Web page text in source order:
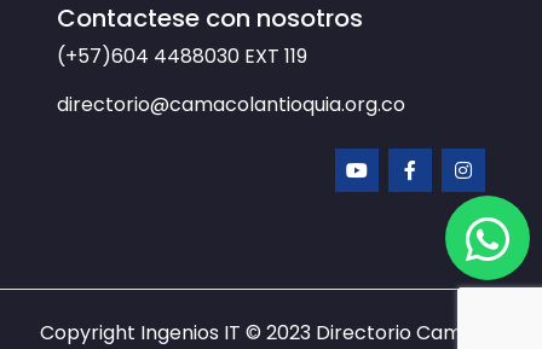
Contactese con nosotros
(+57)604 4488030 EXT 119
directorio@camacolantioquia.org.co
Copyright Ingenios IT © 2023 Directorio Camacol